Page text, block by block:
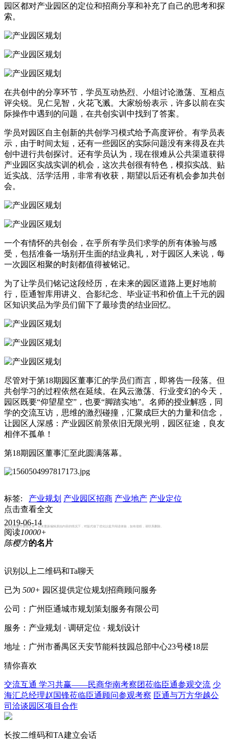
园区都对产业园区的定位和招商分享和补充了自己的思考和探
索。
在共创中的分享环节，学员互动热烈、小组讨论激荡、互相点
评尖锐。见仁见智，火花飞溅。大家纷纷表示，许多以前在实
际操作中遇到的问题，在共创实训中找到了答案。
学员对园区自主创新的共创学习模式给予高度评价。有学员表
示，由于时间太短，还有一些园区的实际问题没有来得及在共
创中进行共创探讨。还有学员认为，现在很难从公共渠道获得
产业园区实战实训的机会，这次共创很有特色，模拟实战、贴
近实战、活学活用，非常有收获，期望以后还有机会参加共创
会。
一个有情怀的共创会，在乎所有学员们求学的所有体验与感
受，包括准备一场别开生面的结业典礼，对于园区人来说，每
一次园区相聚的时刻都值得被铭记。
为了让学员们铭记这段经历，在未来的园区道路上更好地前
行，臣通智库用讲义、合影纪念、毕业证书和价值上千元的园
区知识奖品为学员们留下了最珍贵的结业回忆。
尽管对于第18期园区董事汇的学员们而言，即将告一段落。但
共创学习的过程依然在延续。在风云激荡、行业变幻的今天，
园区既要“仰望星空”，也要“脚踏实地”。名师的授业解惑，同
学的交流互访，思维的激烈碰撞，汇聚成巨大的力量和信念，
让园区人深感：产业园区前景依旧无限光明，园区征途，良友
相伴不孤单！
第18期园区董事汇至此圆满落幕。
标签: 产业规划 产业园区招商 产业地产 产业定位
点击查看全文
本文是陈樱方推荐文章，在未重新编辑原始内容的情况下，对版式做了优化以提升阅读体验，如有侵权，请联系删除。
2019-06-14
阅读10000+
陈樱方的名片
识别以上二维码和Ta聊天
已为 500+ 园区提供定位规划招商顾问服务
公司：广州臣通城市规划策划服务有限公司
服务：产业规划 · 调研定位 · 规划设计
地址：广州市番禺区天安节能科技园总部中心23号楼18层
猜你喜欢
交流互通 学习共赢——民商华南考察团莅临臣通参观交流 少
海汇总经理赵国锋莅临臣通顾问参观考察 臣通与万方华越公
司洽谈园区项目合作
长按二维码和TA建立会话